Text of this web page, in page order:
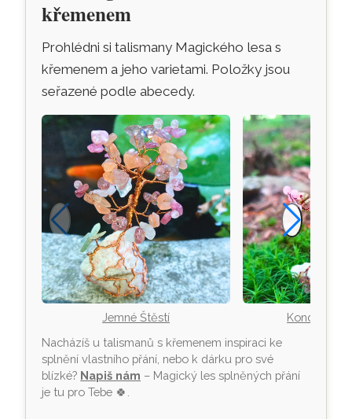
křemenem
Prohlédni si talismany Magického lesa s
křemenem a jeho varietami. Položky jsou
seřazené podle abecedy.
Jemné Štěstí
Kondička v
Nacházíš u talismanů s křemenem inspiraci ke
splnění vlastního přání, nebo k dárku pro své
blízké? Napiš nám – Magický les splněných přání
je tu pro Tebe 🍀